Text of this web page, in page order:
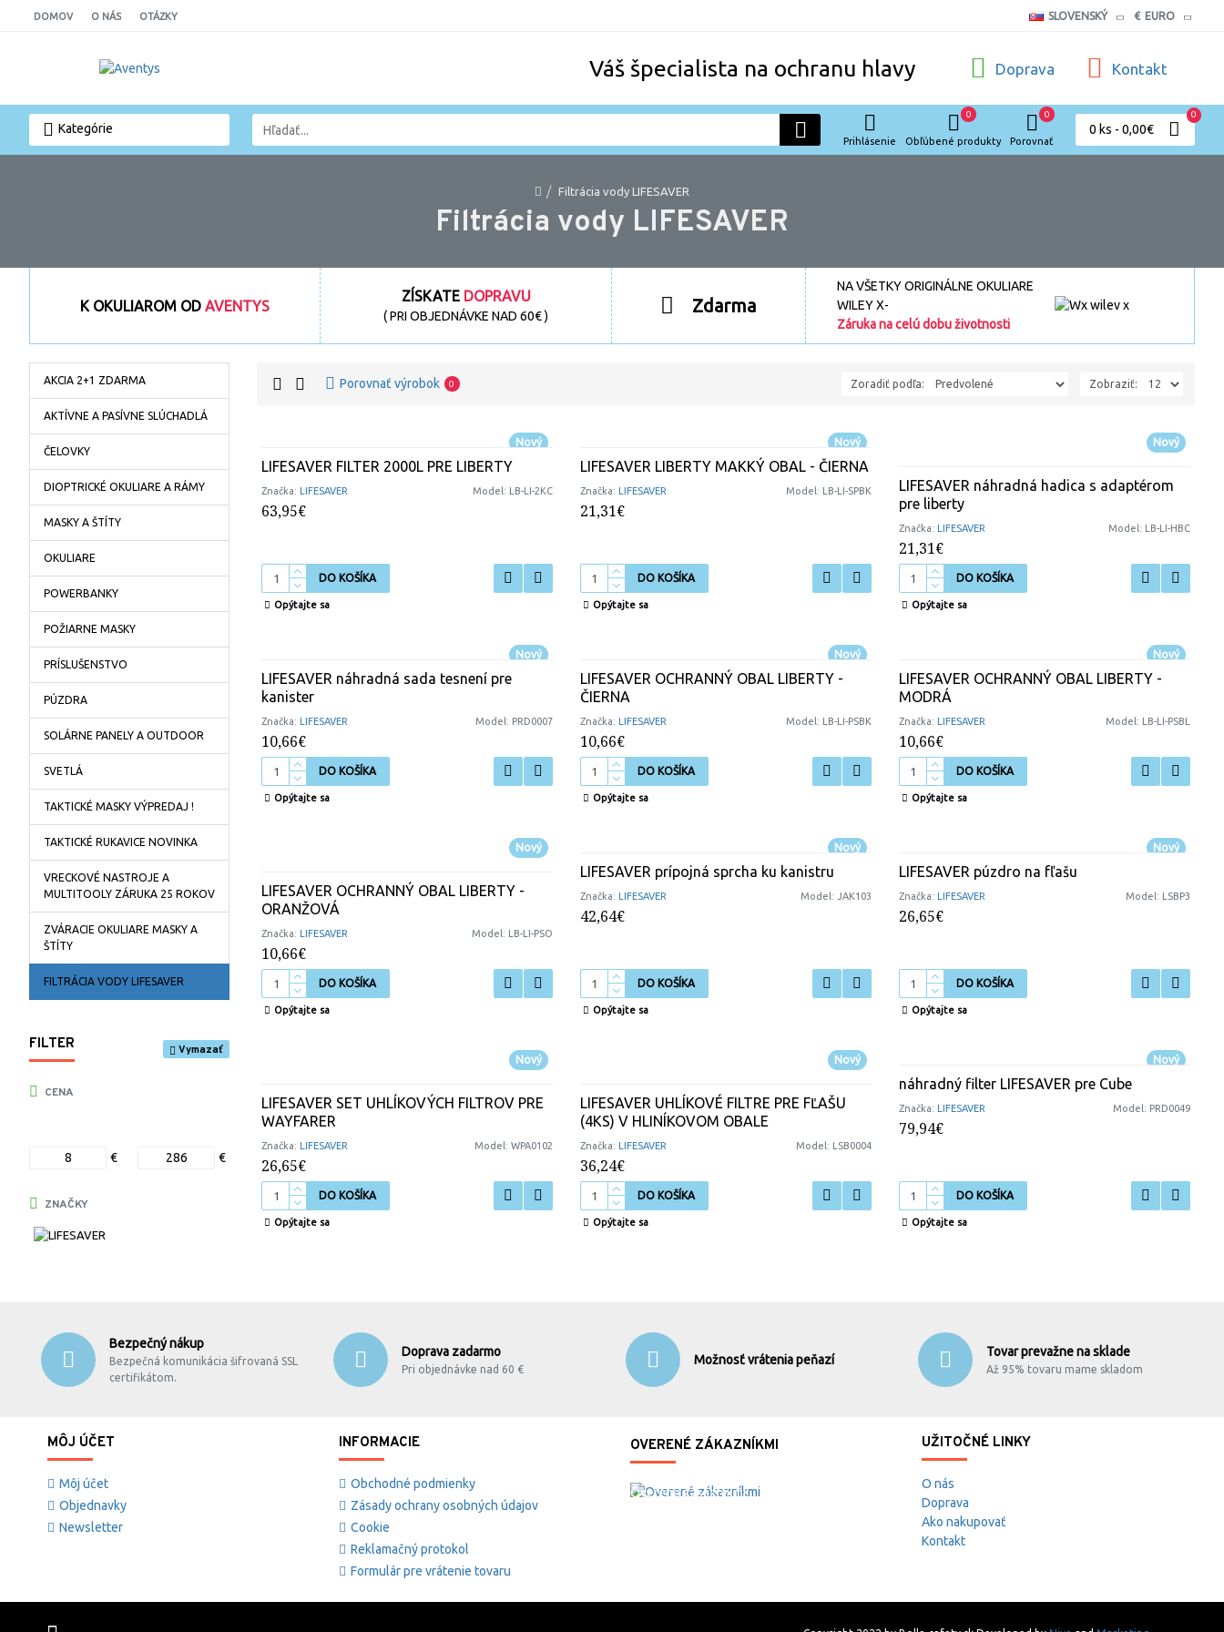
DOMOV O NÁS OTÁZKY SLOVENSKÝ € EURO
Váš špecialista na ochranu hlavy Doprava Kontakt
Kategórie
Prihlásenie Obľúbené produkty
0
Porovnať
0
0 ks - 0,00€
0
Filtrácia vody LIFESAVER
Filtrácia vody LIFESAVER
K OKULIAROM ODAVENTYS
ZÍSKATE DOPRAVU
( PRI OBJEDNÁVKE NAD 60€ )
Zdarma
NA VŠETKY ORIGINÁLNE OKULIARE
WILEY X-
Záruka na celú dobu životnosti
AKCIA 2+1 ZDARMA
AKTÍVNE A PASÍVNE SLÚCHADLÁ
ČELOVKY
DIOPTRICKÉ OKULIARE A RÁMY
MASKY A ŠTÍTY
OKULIARE
POWERBANKY
POŽIARNE MASKY
PRÍSLUŠENSTVO
PÚZDRA
SOLÁRNE PANELY A OUTDOOR
SVETLÁ
TAKTICKÉ MASKY VÝPREDAJ !
TAKTICKÉ RUKAVICE NOVINKA
VRECKOVÉ NASTROJE A
MULTITOOLY ZÁRUKA 25 ROKOV
ZVÁRACIE OKULIARE MASKY A
ŠTÍTY
FILTRÁCIA VODY LIFESAVER
FILTER Vymazať
CENA
€ €
ZNAČKY
Porovnať výrobok 0 Zoradiť podľa: Zobraziť:
Nový
Značka: LIFESAVER Model: LB-LI-2KC
LIFESAVER FILTER 2000L PRE LIBERTY
63,95€
DO KOŠÍKA
Opýtajte sa
Nový
Značka: LIFESAVER Model: LB-LI-SPBK
LIFESAVER LIBERTY MAKKÝ OBAL - ČIERNA
21,31€
DO KOŠÍKA
Opýtajte sa
Nový
Značka: LIFESAVER Model: LB-LI-HBC
LIFESAVER náhradná hadica s adaptérom
pre liberty
21,31€
DO KOŠÍKA
Opýtajte sa
Nový
Značka: LIFESAVER Model: PRD0007
LIFESAVER náhradná sada tesnení pre
kanister
10,66€
DO KOŠÍKA
Opýtajte sa
Nový
Značka: LIFESAVER Model: LB-LI-PSBK
LIFESAVER OCHRANNÝ OBAL LIBERTY -
ČIERNA
10,66€
DO KOŠÍKA
Opýtajte sa
Nový
Značka: LIFESAVER Model: LB-LI-PSBL
LIFESAVER OCHRANNÝ OBAL LIBERTY -
MODRÁ
10,66€
DO KOŠÍKA
Opýtajte sa
Nový
Značka: LIFESAVER Model: LB-LI-PSO
LIFESAVER OCHRANNÝ OBAL LIBERTY -
ORANŽOVÁ
10,66€
DO KOŠÍKA
Opýtajte sa
Nový
Značka: LIFESAVER Model: JAK103
LIFESAVER prípojná sprcha ku kanistru
42,64€
DO KOŠÍKA
Opýtajte sa
Nový
Značka: LIFESAVER Model: LSBP3
LIFESAVER púzdro na fľašu
26,65€
DO KOŠÍKA
Opýtajte sa
Nový
Značka: LIFESAVER Model: WPA0102
LIFESAVER SET UHLÍKOVÝCH FILTROV PRE
WAYFARER
26,65€
DO KOŠÍKA
Opýtajte sa
Nový
Značka: LIFESAVER Model: LSB0004
LIFESAVER UHLÍKOVÉ FILTRE PRE FĽAŠU
(4KS) V HLINÍKOVOM OBALE
36,24€
DO KOŠÍKA
Opýtajte sa
Nový
Značka: LIFESAVER Model: PRD0049
náhradný filter LIFESAVER pre Cube
79,94€
DO KOŠÍKA
Opýtajte sa
Bezpečný nákup
Bezpečná komunikácia šifrovaná SSL
certifikátom.
Doprava zadarmo
Pri objednávke nad 60 €
Možnosť vrátenia peňazí
Tovar prevažne na sklade
Až 95% tovaru mame skladom
MÔJ ÚČET
Môj účet
Objednavky
Newsletter
INFORMACIE
Obchodné podmienky
Zásady ochrany osobných údajov
Cookie
Reklamačný protokol
Formulár pre vrátenie tovaru
OVERENÉ ZÁKAZNÍKMI
Overené zákazníkmi
UŽITOČNÉ LINKY
O nás
Doprava
Ako nakupovať
Kontakt